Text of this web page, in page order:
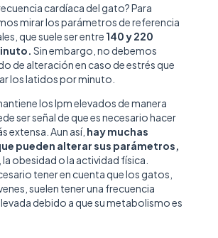
cardíaca del gato? Para
mirar los parámetros de referencia
que suele ser entre 140 y 220
Sin embargo, no debemos
de alteración en caso de estrés que
los latidos por minuto.
los lpm elevados de manera
ser señal de que es necesario hacer
extensa. Aun así, hay muchas
pueden alterar sus parámetros,
obesidad o la actividad física.
tener en cuenta que los gatos,
suelen tener una frecuencia
debido a que su metabolismo es